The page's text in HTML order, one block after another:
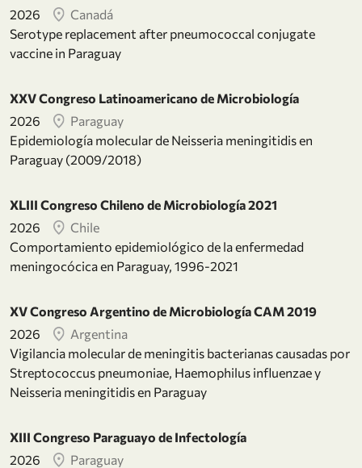
2026
Canadá
Serotype replacement after pneumococcal conjugate
vaccine in Paraguay
XXV Congreso Latinoamericano de Microbiología
2026
Paraguay
Epidemiología molecular de Neisseria meningitidis en
Paraguay (2009/2018)
XLIII Congreso Chileno de Microbiología 2021
2026
Chile
Comportamiento epidemiológico de la enfermedad
meningocócica en Paraguay, 1996-2021
XV Congreso Argentino de Microbiología CAM 2019
2026
Argentina
Vigilancia molecular de meningitis bacterianas causadas por
Streptococcus pneumoniae, Haemophilus influenzae y
Neisseria meningitidis en Paraguay
XIII Congreso Paraguayo de Infectología
2026
Paraguay